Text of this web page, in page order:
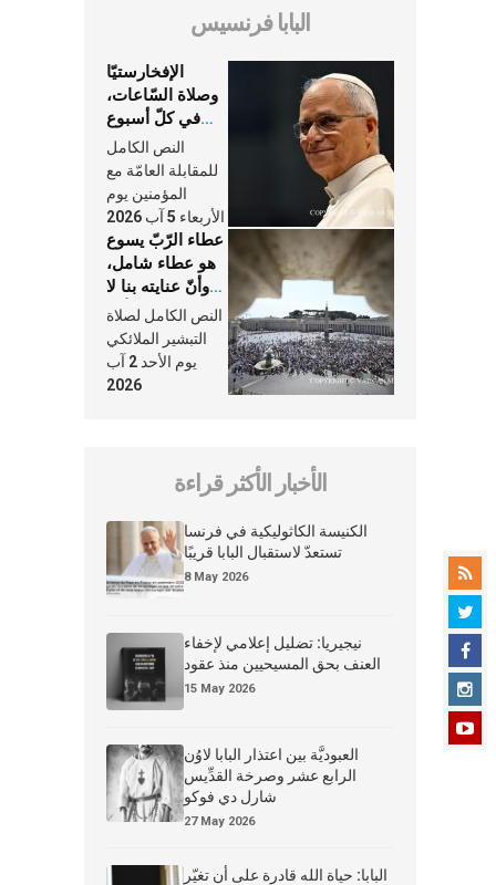
البابا فرنسيس
الإفخارستيّا
وصلاة السّاعات،
في كلّ أسبوع
وكلّ يوم، هما
النَّفَس في حياة
الكنيسة
النص الكامل
للمقابلة العامّة مع
المؤمنين يوم
الأربعاء 5 آب 2026
عطاء الرّبّ يسوع
هو عطاء شامل،
وأنّ عنايته بنا لا
تغيب عنّا أبدًا
النص الكامل لصلاة
التبشير الملائكي
يوم الأحد 2 آب
2026
الأخبار الأكثر قراءة
الكنيسة الكاثوليكية في فرنسا
تستعدّ لاستقبال البابا قريبًا
8 May 2026
نيجيريا: تضليل إعلامي لإخفاء
العنف بحق المسيحيين منذ عقود
15 May 2026
العبوديَّة بين اعتذار البابا لاوُن
الرابع عشر وصرخة القدِّيس
شارل دي فوكو
27 May 2026
البابا: حياة الله قادرة على أن تغيّر